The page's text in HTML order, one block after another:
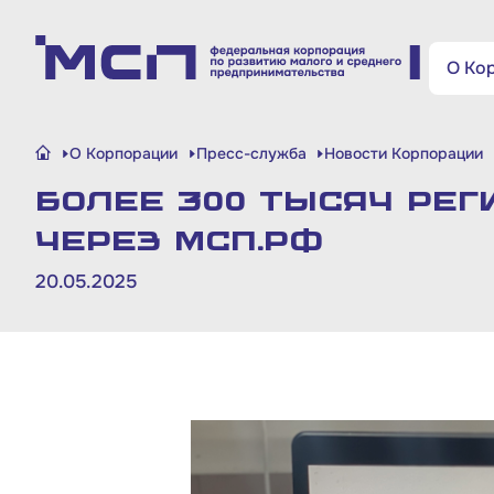
О
бизнесу
Банкам и финансовым
Поиск по сайту
О Корпорации Пресс-служба Новости Корпорации
Более 300 тысяч
через МСП.РФ
20.05.2025